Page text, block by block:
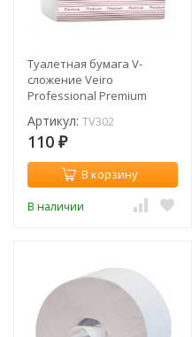
Туалетная бумага V-
сложение Veiro
Professional Premium
Артикул: TV302
110 ₽
В корзину
В наличии